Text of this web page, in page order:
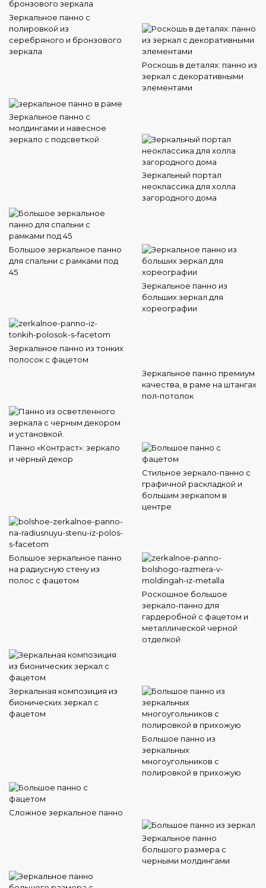
Зеркальное панно с
полировкой из
серебряного и бронзового
зеркала
Роскошь в деталях: панно из
зеркал с декоративными
элементами
Зеркальное панно с
молдингами и навесное
зеркало с подсветкой
Зеркальный портал
неоклассика для холла
загородного дома
Большое зеркальное панно
для спальни с рамками под
45
Зеркальное панно из
больших зеркал для
хореографии
Зеркальное панно из тонких
полосок с фацетом
Зеркальное панно премиум
качества, в раме на штангах
пол-потолок
Панно «Контраст»: зеркало
и чёрный декор
Стильное зеркало-панно с
графичной раскладкой и
большим зеркалом в
центре
Большое зеркальное панно
на радиусную стену из
полос с фацетом
Роскошное большое
зеркало-панно для
гардеробной с фацетом и
металлической черной
отделкой
Зеркальная композиция из
бионических зеркал с
фацетом
Большое панно из
зеркальных
многоугольников с
полировкой в прихожую
Сложное зеркальное панно
Зеркальное панно
большого размера с
черными молдингами